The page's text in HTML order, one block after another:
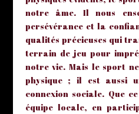
notre âme. Il nous
persévérance et la
qualités précieuses qui
terrain de jeu pour
notre vie. Mais le sport
physique ; il est aussi
connexion sociale. Que
équipe locale, en